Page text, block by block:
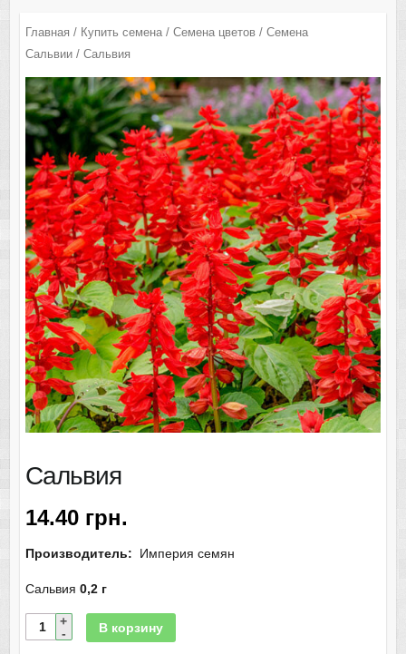
Главная / Купить семена/ Семена цветов/ Семена
Сальвии/ Сальвия
Сальвия
14.40 грн.
Производитель: Империя семян
Сальвия 0,2 г
В корзину